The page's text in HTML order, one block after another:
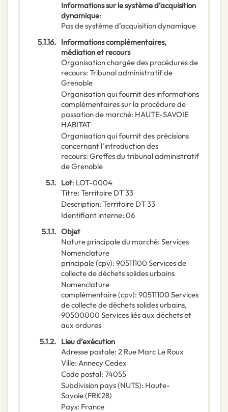
Informations sur le système d’acquisition
dynamique:
Pas de système d’acquisition dynamique
5.1.16. Informations complémentaires,
médiation et recours
Organisation chargée des procédures de
recours: Tribunal administratif de
Grenoble
Organisation qui fournit des informations
complémentaires sur la procédure de
passation de marché: HAUTE-SAVOIE
HABITAT
Organisation qui fournit des précisions
concernant l’introduction des
recours: Greffes du tribunal administratif
de Grenoble
5.1. Lot: LOT-0004
Titre: Territoire DT 33
Description: Territoire DT 33
Identifiant interne: 06
5.1.1. Objet
Nature principale du marché: Services
Nomenclature
principale(cpv): 90511100 Services de
collecte de déchets solides urbains
Nomenclature
complémentaire(cpv): 90511100 Services
de collecte de déchets solides urbains,
90500000 Services liés aux déchets et
aux ordures
5.1.2. Lieu d’exécution
Adresse postale: 2 Rue Marc Le Roux
Ville: Annecy Cedex
Code postal: 74055
Subdivision pays (NUTS): Haute-
Savoie(FRK28)
Pays: France